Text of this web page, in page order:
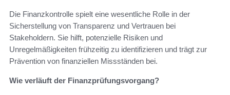
Die Finanzkontrolle spielt eine wesentliche Rolle in der
Sicherstellung von Transparenz und Vertrauen bei
Stakeholdern. Sie hilft, potenzielle Risiken und
Unregelmäßigkeiten frühzeitig zu identifizieren und trägt zur
Prävention von finanziellen Missständen bei.
Wie verläuft der Finanzprüfungsvorgang?